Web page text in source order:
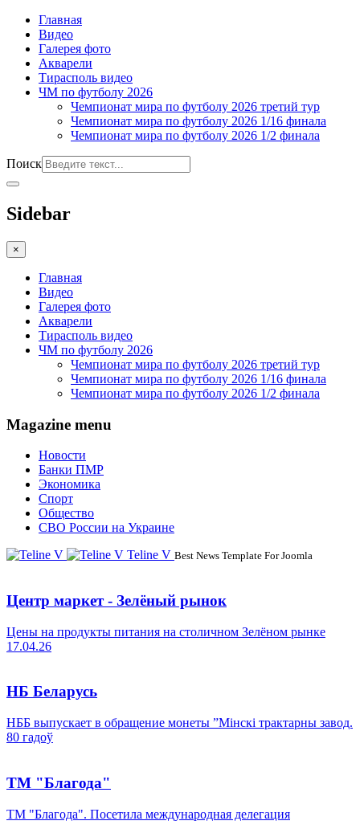
Главная
Видео
Галерея фото
Акварели
Тирасполь видео
ЧМ по футболу 2026
Чемпионат мира по футболу 2026 третий тур
Чемпионат мира по футболу 2026 1/16 финала
Чемпионат мира по футболу 2026 1/2 финала
Поиск
Sidebar
×
Главная
Видео
Галерея фото
Акварели
Тирасполь видео
ЧМ по футболу 2026
Чемпионат мира по футболу 2026 третий тур
Чемпионат мира по футболу 2026 1/16 финала
Чемпионат мира по футболу 2026 1/2 финала
Magazine menu
Новости
Банки ПМР
Экономика
Спорт
Общество
СВО России на Украине
Teline V Best News Template For Joomla
Центр маркет - Зелёный рынок
Цены на продукты питания на столичном Зелёном рынке
17.04.26
НБ Беларусь
НББ выпускает в обращение монеты ”Мінскі трактарны завод.
80 гадоў
ТМ "Благода"
ТМ "Благода". Посетила международная делегация